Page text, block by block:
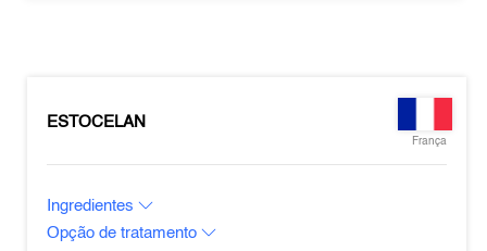
ESTOCELAN
França
Ingredientes
Opção de tratamento